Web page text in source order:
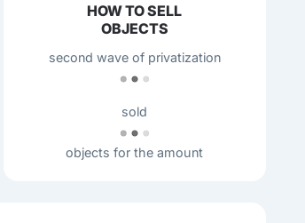
HOW TO SELL
OBJECTS
second wave of privatization
sold
objects for the amount